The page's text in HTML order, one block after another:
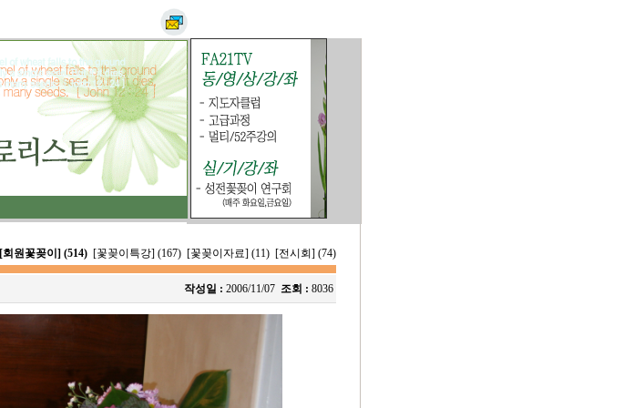
[회원꽃꽂이] (514) [꽃꽂이특강] (167) [꽃꽂이자료] (11) [전시회] (74)
작성일 : 2006/11/07 조회 : 8036